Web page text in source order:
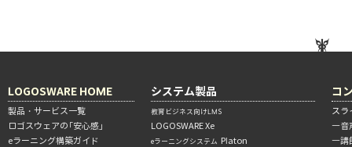
LOGOSWARE HOME
製品・サービス一覧
ロゴスウェアの「安心感」
eラーニング構築ガイド
システム製品
教育ビジネス向けLMS
LOGOSWARE Xe
eラーニングシステム Platon
コ
スラ
―音
―講